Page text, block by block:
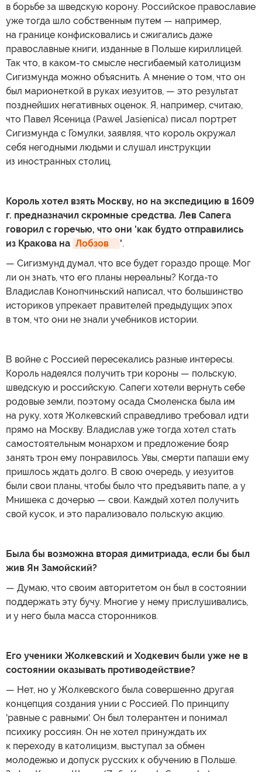
в борьбе за шведскую корону. Российское православие
уже тогда шло собственным путем — например,
на границе конфисковались и сжигались даже
православные книги, изданные в Польше кириллицей.
Так что, в каком-то смысле несгибаемый католицизм
Сигизмунда можно объяснить. А мнение о том, что он
был марионеткой в руках иезуитов, — это результат
позднейших негативных оценок. Я, например, считаю,
что Павел Ясеница (Pawel Jasienica) писал портрет
Сигизмунда с Гомулки, заявляя, что король окружал
себя негодными людьми и слушал инструкции
из иностранных столиц.
Король хотел взять Москву, но на экспедицию в 1609
г. предназначил скромные средства. Лев Сапега
говорил с горечью, что они 'как будто отправились
из Кракова на Лобзов '.
— Сигизмунд думал, что все будет гораздо проще. Мог
ли он знать, что его планы нереальны? Когда-то
Владислав Конопчиньский написал, что большинство
историков упрекает правителей предыдущих эпох
в том, что они не знали учебников истории.
В войне с Россией пересекались разные интересы.
Король надеялся получить три короны — польскую,
шведскую и российскую. Сапеги хотели вернуть себе
родовые земли, поэтому осада Смоленска была им
на руку, хотя Жолкевский справедливо требовал идти
прямо на Москву. Владислав уже тогда хотел стать
самостоятельным монархом и предложение бояр
занять трон ему понравилось. Увы, смерти папаши ему
пришлось ждать долго. В свою очередь, у иезуитов
были свои планы, чтобы было что предъявить папе, а у
Мнишека с дочерью — свои. Каждый хотел получить
свой кусок, и это парализовало польскую акцию.
Была бы возможна вторая димитриада, если бы был
жив Ян Замойский?
— Думаю, что своим авторитетом он был в состоянии
поддержать эту бучу. Многие у нему прислушивались,
и у него была масса сторонников.
Его ученики Жолкевский и Ходкевич были уже не в
состоянии оказывать противодействие?
— Нет, но у Жолкевского была совершенно другая
концепция создания унии с Россией. По принципу
'равные с равными'. Он был толерантен и понимал
психику россиян. Он не хотел принуждать их
к переходу в католицизм, выступал за обмен
молодежью и допуск русских к обучению в Польше.